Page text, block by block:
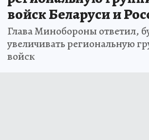
войск Беларуси и
Глава Минобороны ответил,
увеличивать региональную
войск